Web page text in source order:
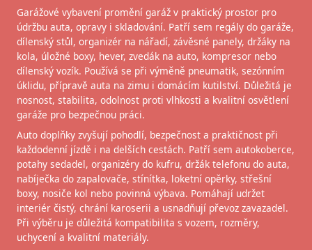
Garážové vybavení promění garáž v praktický prostor pro
údržbu auta, opravy i skladování. Patří sem regály do garáže,
dílenský stůl, organizér na nářadí, závěsné panely, držáky na
kola, úložné boxy, hever, zvedák na auto, kompresor nebo
dílenský vozík. Používá se při výměně pneumatik, sezónním
úklidu, přípravě auta na zimu i domácím kutilství. Důležitá je
nosnost, stabilita, odolnost proti vlhkosti a kvalitní osvětlení
garáže pro bezpečnou práci.
Auto doplňky zvyšují pohodlí, bezpečnost a praktičnost při
každodenní jízdě i na delších cestách. Patří sem autokoberce,
potahy sedadel, organizéry do kufru, držák telefonu do auta,
nabíječka do zapalovače, stínítka, loketní opěrky, střešní
boxy, nosiče kol nebo povinná výbava. Pomáhají udržet
interiér čistý, chrání karoserii a usnadňují převoz zavazadel.
Při výběru je důležitá kompatibilita s vozem, rozměry,
uchycení a kvalitní materiály.